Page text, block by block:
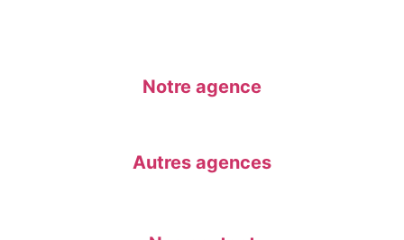
Notre agence
Autres agences